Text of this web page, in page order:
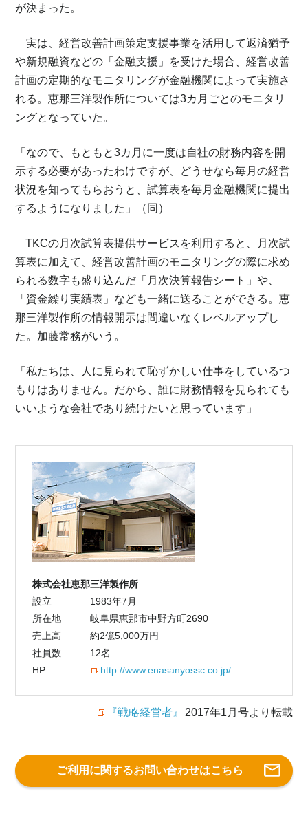
が決まった。
実は、経営改善計画策定支援事業を活用して返済猶予
や新規融資などの「金融支援」を受けた場合、経営改善
計画の定期的なモニタリングが金融機関によって実施さ
れる。恵那三洋製作所については3カ月ごとのモニタリ
ングとなっていた。
「なので、もともと3カ月に一度は自社の財務内容を開
示する必要があったわけですが、どうせなら毎月の経営
状況を知ってもらおうと、試算表を毎月金融機関に提出
するようになりました」（同）
TKCの月次試算表提供サービスを利用すると、月次試
算表に加えて、経営改善計画のモニタリングの際に求め
られる数字も盛り込んだ「月次決算報告シート」や、
「資金繰り実績表」なども一緒に送ることができる。恵
那三洋製作所の情報開示は間違いなくレベルアップし
た。加藤常務がいう。
「私たちは、人に見られて恥ずかしい仕事をしているつ
もりはありません。だから、誰に財務情報を見られても
いいような会社であり続けたいと思っています」
株式会社恵那三洋製作所
設立
1983年7月
所在地
岐阜県恵那市中野方町2690
売上高
約2億5,000万円
社員数
12名
HP
http://www.enasanyossc.co.jp/
『戦略経営者』 2017年1月号より転載
ご利用に関するお問い合わせはこちら